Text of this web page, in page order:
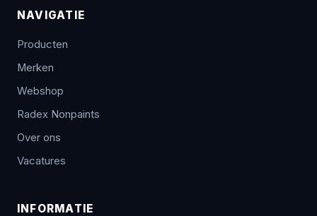
NAVIGATIE
Producten
Merken
Webshop
Radex Nonpaints
Over ons
Vacatures
INFORMATIE